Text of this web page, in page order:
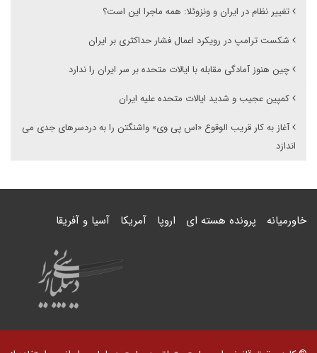
تغییر نظام در ایران و ونزوئلا: همه ماجرا این است؟
شکست ترامپ در رویکرد اعمال فشار حداکثری بر ایران
چین هنوز آمادگی مقابله با ایالات متحده بر سر ایران را ندارد
کمپین عجیب و شدید ایالات متحده علیه ایران
آغاز به کار قریب الوقوع «اس پی وی» واشنگتن را به دردسرهای جدی می
اندازد
خاورمیانه پرونده هسته ای اروپا آمریکا آسیا و آفریقا